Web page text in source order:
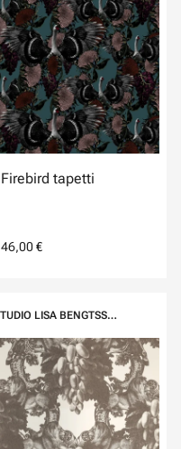
Firebird tapetti
46,00 €
STUDIO LISA BENGTSSON